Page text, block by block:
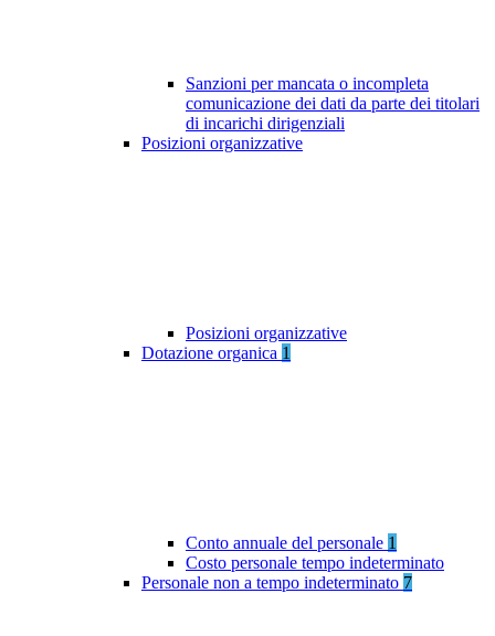
Sanzioni per mancata o incompleta
comunicazione dei dati da parte dei titolari
di incarichi dirigenziali
Posizioni organizzative
Posizioni organizzative
Dotazione organica 1
Conto annuale del personale 1
Costo personale tempo indeterminato
Personale non a tempo indeterminato 7